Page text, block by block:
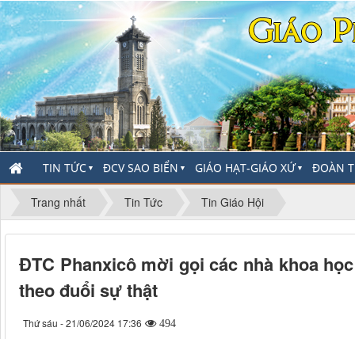
TIN TỨC ▼ ĐCV SAO BIỂN ▼ GIÁO HẠT-GIÁO XỨ▼ ĐOÀN
Trang nhất Tin Tức Tin Giáo Hội
ĐTC Phanxicô mời gọi các nhà khoa
theo đuổi sự thật
Thứ sáu - 21/06/2024 17:36 494